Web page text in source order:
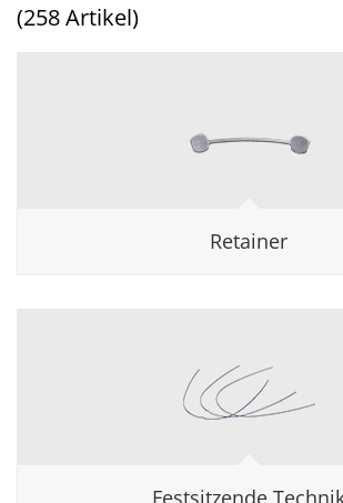
(258 Artikel)
Retainer
Festsitzende